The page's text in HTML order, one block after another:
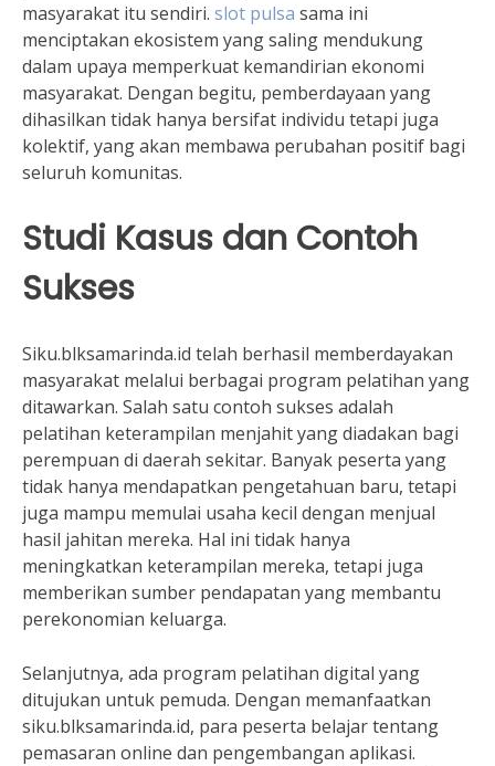
masyarakat itu sendiri. slot pulsa sama ini
menciptakan ekosistem yang saling mendukung
dalam upaya memperkuat kemandirian ekonomi
masyarakat. Dengan begitu, pemberdayaan yang
dihasilkan tidak hanya bersifat individu tetapi juga
kolektif, yang akan membawa perubahan positif bagi
seluruh komunitas.
Studi Kasus dan Contoh
Sukses
Siku.blksamarinda.id telah berhasil memberdayakan
masyarakat melalui berbagai program pelatihan yang
ditawarkan. Salah satu contoh sukses adalah
pelatihan keterampilan menjahit yang diadakan bagi
perempuan di daerah sekitar. Banyak peserta yang
tidak hanya mendapatkan pengetahuan baru, tetapi
juga mampu memulai usaha kecil dengan menjual
hasil jahitan mereka. Hal ini tidak hanya
meningkatkan keterampilan mereka, tetapi juga
memberikan sumber pendapatan yang membantu
perekonomian keluarga.
Selanjutnya, ada program pelatihan digital yang
ditujukan untuk pemuda. Dengan memanfaatkan
siku.blksamarinda.id, para peserta belajar tentang
pemasaran online dan pengembangan aplikasi.